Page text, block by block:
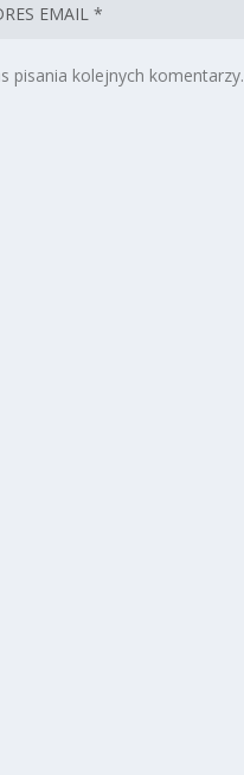
pisania kolejnych komentarzy.